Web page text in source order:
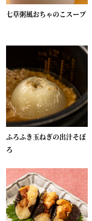
七草粥風おちゃのこスープ
ふろふき玉ねぎの出汁そぼ
ろ